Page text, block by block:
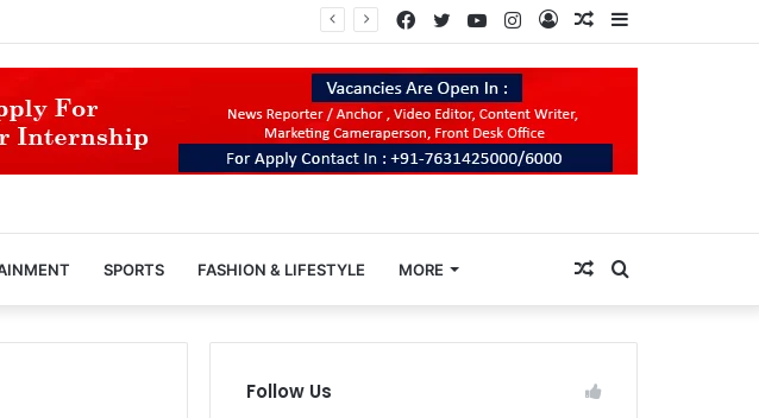
लोग Sidebar
Random
Log
Instagram
YouTube
Twitter
Facebook
SPORTS FASHION & LIFESTYLE MORE Search
for
Random
Article
Follow Us